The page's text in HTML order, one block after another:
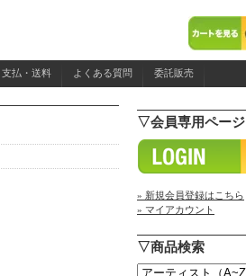
支払・送料 よくある質問 委託販売
▽会員専用ページ
» 新規会員登録はこちら
» マイアカウント
▽商品検索